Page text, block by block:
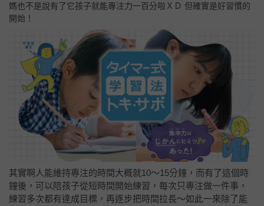
媽也不是說有了它孩子就能專注力一百分啦ＸＤ 但確實是好習慣的
開始！
其實啊人能維持專注的時間大概就10～15分鐘，而有了這個時
鐘後，可以陪孩子從短時間開始練習，每次只專注做一件事，
練習多次都有達成目標，再逐步把時間拉長～如此一來除了能